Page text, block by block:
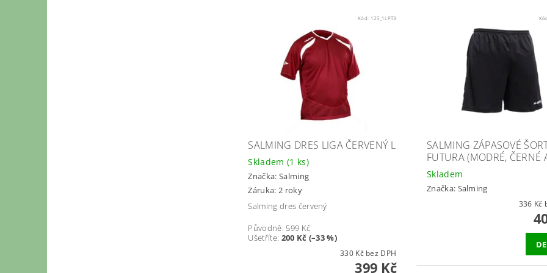
Kód: 12S_1LPT3
SALMING DRES LIGA ČERVENÝ L
Skladem (1 ks)
Značka: Salming
Záruka: 2 roky
Salming dres červený
Původně: 599 Kč
Ušetříte: 200 Kč (–33 %)
330 Kč bez DPH
399 Kč
SALMING ZÁPASOVÉ
FUTURA (MODRÉ, ČERNÉ
Skladem
Značka: Salming